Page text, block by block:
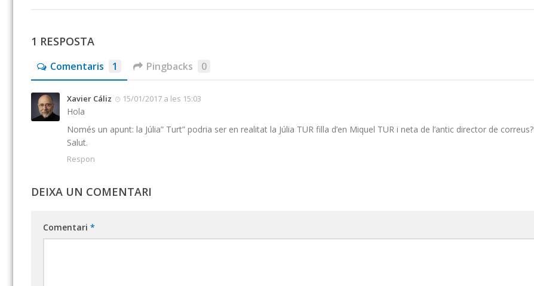
1 RESPOSTA
Comentaris 1 Pingbacks 0
Xavier Cáliz 15/01/2017 a les 15:03
Hola
Només un apunt: la Júlia” Turt” podria ser en realitat la Júlia TUR filla d’en Miquel TUR i neta de l’antic director de correus?
Salut.
Respon
DEIXA UN COMENTARI
Comentari *